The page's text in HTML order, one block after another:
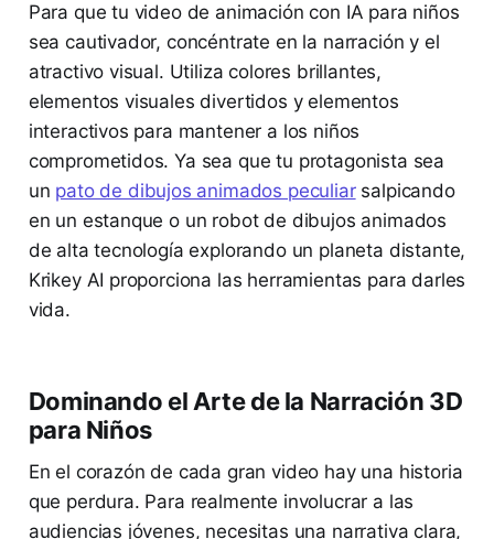
Para que tu video de animación con IA para niños
sea cautivador, concéntrate en la narración y el
atractivo visual. Utiliza colores brillantes,
elementos visuales divertidos y elementos
interactivos para mantener a los niños
comprometidos. Ya sea que tu protagonista sea
un pato de dibujos animados peculiarsalpicando
en un estanque o un robot de dibujos animados
de alta tecnología explorando un planeta distante,
Krikey AI proporciona las herramientas para darles
vida.
Dominando el Arte de la Narración 3D
para Niños
En el corazón de cada gran video hay una historia
que perdura. Para realmente involucrar a las
audiencias jóvenes, necesitas una narrativa clara,